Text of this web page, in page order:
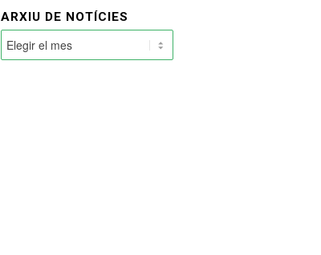
ARXIU DE NOTÍCIES